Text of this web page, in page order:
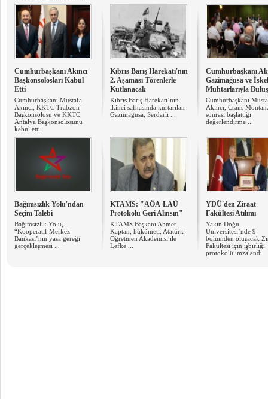
Cumhurbaşkanı Akıncı
Başkonsolosları Kabul
Etti
Cumhurbaşkanı Mustafa
Akıncı, KKTC Trabzon
Başkonsolosu ve KKTC
Antalya Başkonsolosunu
kabul etti
Kıbrıs Barış Harekatı'nın
2. Aşaması Törenlerle
Kutlanacak
Kıbrıs Barış Harekatı’nın
ikinci safhasında kurtarılan
Gazimağusa, Serdarlı ...
Cumhurbaşkanı
Gazimağusa ve
Muhtarlarıyla
Cumhurbaşkanı
Akıncı, Crans
sonrası başlattığı
değerlendirme ...
Bağımsızlık Yolu'ndan
Seçim Talebi
Bağımsızlık Yolu,
“Kooperatif Merkez
Bankası’nın yasa gereği
gerçekleşmesi ...
KTAMS: "AÖA-LAÜ
Protokolü Geri Alınsın"
KTAMS Başkanı Ahmet
Kaptan, hükümeti, Atatürk
Öğretmen Akademisi ile
Lefke ...
YDÜ'den Ziraat
Fakültesi Atılımı
Yakın Doğu
Üniversitesi’nde 9
bölümden oluşacak
Fakültesi için işbirliği
protokolü imzalandı